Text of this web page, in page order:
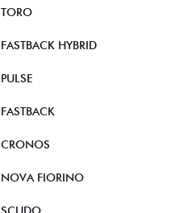
TORO
FASTBACK HYBRID
PULSE
FASTBACK
CRONOS
NOVA FIORINO